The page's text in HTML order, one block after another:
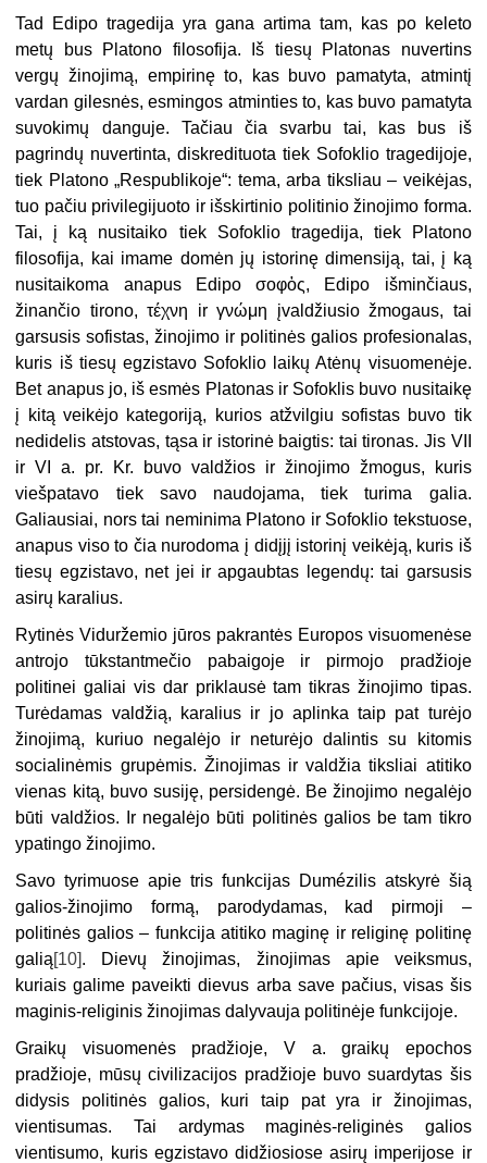
Tad Edipo tragedija yra gana artima tam, kas po keleto
metų bus Platono filosofija. Iš tiesų Platonas nuvertins
vergų žinojimą, empirinę to, kas buvo pamatyta, atmintį
vardan gilesnės, esmingos atminties to, kas buvo pamatyta
suvokimų danguje. Tačiau čia svarbu tai, kas bus iš
pagrindų nuvertinta, diskredituota tiek Sofoklio tragedijoje,
tiek Platono „Respublikoje“: tema, arba tiksliau – veikėjas,
tuo pačiu privilegijuoto ir išskirtinio politinio žinojimo forma.
Tai, į ką nusitaiko tiek Sofoklio tragedija, tiek Platono
filosofija, kai imame domėn jų istorinę dimensiją, tai, į ką
nusitaikoma anapus Edipo σοφὁς, Edipo išminčiaus,
žinančio tirono, τέχνη ir γνώμη įvaldžiusio žmogaus, tai
garsusis sofistas, žinojimo ir politinės galios profesionalas,
kuris iš tiesų egzistavo Sofoklio laikų Atėnų visuomenėje.
Bet anapus jo, iš esmės Platonas ir Sofoklis buvo nusitaikę
į kitą veikėjo kategoriją, kurios atžvilgiu sofistas buvo tik
nedidelis atstovas, tąsa ir istorinė baigtis: tai tironas. Jis VII
ir VI a. pr. Kr. buvo valdžios ir žinojimo žmogus, kuris
viešpatavo tiek savo naudojama, tiek turima galia.
Galiausiai, nors tai neminima Platono ir Sofoklio tekstuose,
anapus viso to čia nurodoma į didįjį istorinį veikėją, kuris iš
tiesų egzistavo, net jei ir apgaubtas legendų: tai garsusis
asirų karalius.
Rytinės Viduržemio jūros pakrantės Europos visuomenėse
antrojo tūkstantmečio pabaigoje ir pirmojo pradžioje
politinei galiai vis dar priklausė tam tikras žinojimo tipas.
Turėdamas valdžią, karalius ir jo aplinka taip pat turėjo
žinojimą, kuriuo negalėjo ir neturėjo dalintis su kitomis
socialinėmis grupėmis. Žinojimas ir valdžia tiksliai atitiko
vienas kitą, buvo susiję, persidengė. Be žinojimo negalėjo
būti valdžios. Ir negalėjo būti politinės galios be tam tikro
ypatingo žinojimo.
Savo tyrimuose apie tris funkcijas Dumézilis atskyrė šią
galios-žinojimo formą, parodydamas, kad pirmoji –
politinės galios – funkcija atitiko maginę ir religinę politinę
galią[10]. Dievų žinojimas, žinojimas apie veiksmus,
kuriais galime paveikti dievus arba save pačius, visas šis
maginis-religinis žinojimas dalyvauja politinėje funkcijoje.
Graikų visuomenės pradžioje, V a. graikų epochos
pradžioje, mūsų civilizacijos pradžioje buvo suardytas šis
didysis politinės galios, kuri taip pat yra ir žinojimas,
vientisumas. Tai ardymas maginės-religinės galios
vientisumo, kuris egzistavo didžiosiose asirų imperijose ir